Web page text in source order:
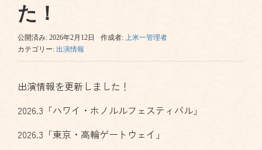
た！
公開済み: 2026年2月12日 作成者: 上米一管理者
カテゴリー: 出演情報
出演情報を更新しました！
2026.3「ハワイ・ホノルルフェスティバル」
2026.3「東京・高輪ゲートウェイ」